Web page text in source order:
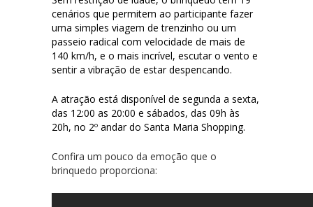
cenários que permitem ao participante fazer
uma simples viagem de trenzinho ou um
passeio radical com velocidade de mais de
140 km/h, e o mais incrível, escutar o vento e
sentir a vibração de estar despencando.
A atração está disponível de segunda a sexta,
das 12:00 as 20:00 e sábados, das 09h às
20h, no 2º andar do Santa Maria Shopping.
Confira um pouco da emoção que o
brinquedo proporciona: